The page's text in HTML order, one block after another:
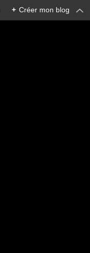
+ Créer mon blog